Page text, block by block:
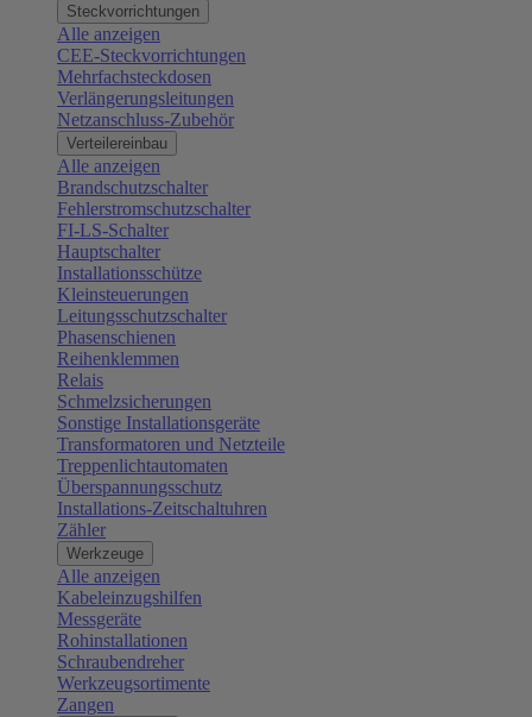
Steckvorrichtungen
Alle anzeigen
CEE-Steckvorrichtungen
Mehrfachsteckdosen
Verlängerungsleitungen
Netzanschluss-Zubehör
Verteilereinbau
Alle anzeigen
Brandschutzschalter
Fehlerstromschutzschalter
FI-LS-Schalter
Hauptschalter
Installationsschütze
Kleinsteuerungen
Leitungsschutzschalter
Phasenschienen
Reihenklemmen
Relais
Schmelzsicherungen
Sonstige Installationsgeräte
Transformatoren und Netzteile
Treppenlichtautomaten
Überspannungsschutz
Installations-Zeitschaltuhren
Zähler
Werkzeuge
Alle anzeigen
Kabeleinzugshilfen
Messgeräte
Rohinstallationen
Schraubendreher
Werkzeugsortimente
Zangen